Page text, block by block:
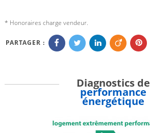
* Honoraires charge vendeur.
PARTAGER :
Diagnostics de
performance
énergétique